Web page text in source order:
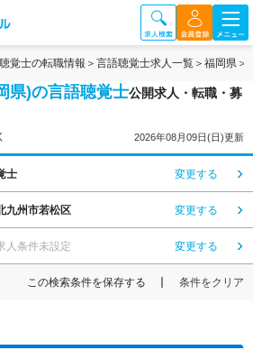
覚士の転職情報 言語聴覚士求人一覧 福岡県
県)の言語聴覚士公開求人・転職・募
2026年08月09日(日)更新
士 変更する
九州市若松区 変更する
人条件未設定 変更する
この検索条件を保存する 条件をクリア